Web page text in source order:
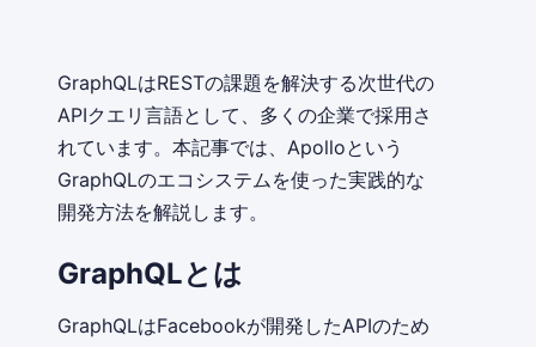
GraphQLはRESTの課題を解決する次世代の
APIクエリ言語として、多くの企業で採用さ
れています。本記事では、Apolloという
GraphQLのエコシステムを使った実践的な
開発方法を解説します。
GraphQLとは
GraphQLはFacebookが開発したAPIのため